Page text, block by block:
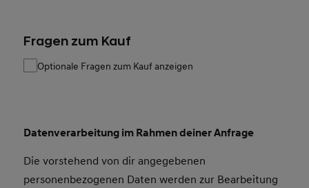
Fragen zum Kauf
Optionale Fragen zum Kauf anzeigen
Datenverarbeitung im Rahmen deiner Anfrage
Die vorstehend von dir angegebenen
personenbezogenen Daten werden zur Bearbeitung